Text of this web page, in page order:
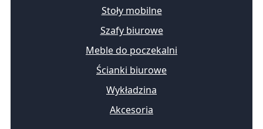
Stoły mobilne
Szafy biurowe
Meble do poczekalni
Ścianki biurowe
Wykładzina
Akcesoria